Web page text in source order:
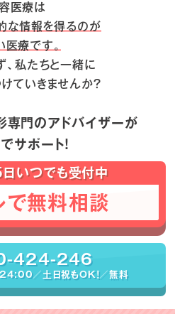
医療は
な情報を得るのが
医療です。
、私たちと一緒に
ていきませんか？
専門のアドバイザーが
でサポート！
いつでも受付中
で無料相談
424-246
／土日祝もOK！／無料